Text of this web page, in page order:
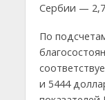
Сербии — 2,7
По
и 5444